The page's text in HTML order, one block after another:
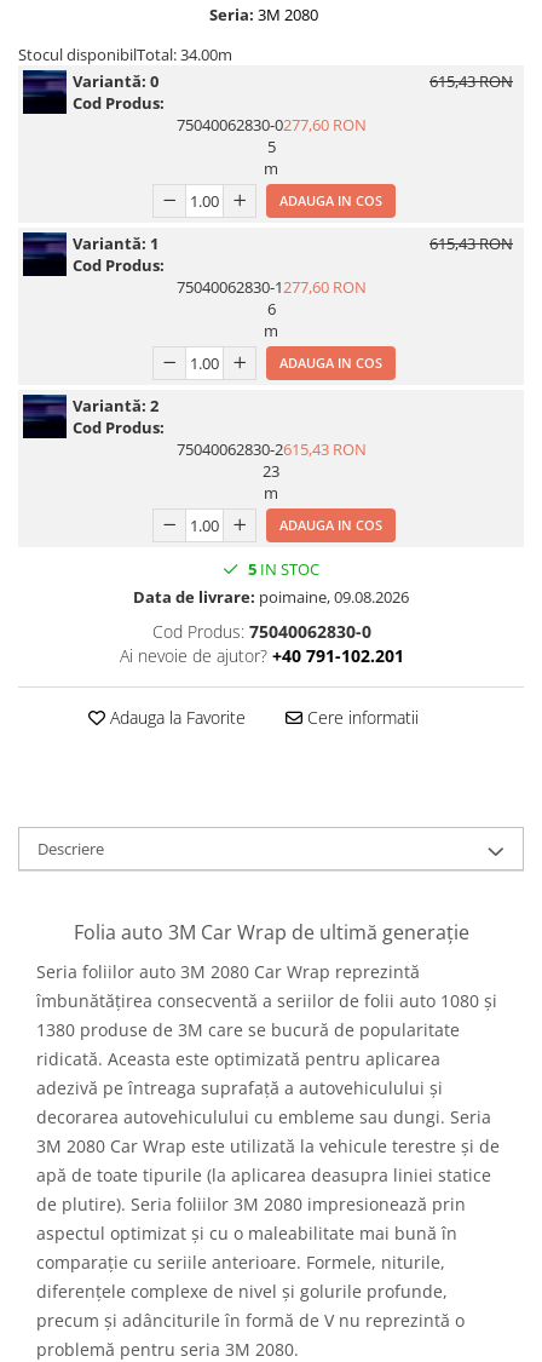
Serigrafie
Supralaminare
Speciale
Folie transfer
Folie termo transfer
Benzi și covoare anti-alunecare
Seria: 3M 2080
Stocul disponibilTotal: 34.00m
Variantă: 0
Cod Produs:
615,43 RON
75040062830-0277,60 RON
5
m
ADAUGA IN COS
Variantă: 1
Cod Produs:
615,43 RON
75040062830-1277,60 RON
6
m
ADAUGA IN COS
Variantă: 2
Cod Produs:
75040062830-2615,43 RON
23
m
ADAUGA IN COS
5 IN STOC
Data de livrare: poimaine, 09.08.2026
Cod Produs: 75040062830-0
Ai nevoie de ajutor? +40 791-102.201
Adauga la Favorite Cere informatii
Descriere
Folia auto 3M Car Wrap de ultimă generație
Seria foliilor auto 3M 2080 Car Wrap reprezintă
îmbunătățirea consecventă a seriilor de folii auto 1080 și
1380 produse de 3M care se bucură de popularitate
ridicată. Aceasta este optimizată pentru aplicarea
adezivă pe întreaga suprafață a autovehiculului și
decorarea autovehiculului cu embleme sau dungi. Seria
3M 2080 Car Wrap este utilizată la vehicule terestre și de
apă de toate tipurile (la aplicarea deasupra liniei statice
de plutire). Seria foliilor 3M 2080 impresionează prin
aspectul optimizat și cu o maleabilitate mai bună în
comparație cu seriile anterioare. Formele, niturile,
diferențele complexe de nivel și golurile profunde,
precum și adânciturile în formă de V nu reprezintă o
problemă pentru seria 3M 2080.